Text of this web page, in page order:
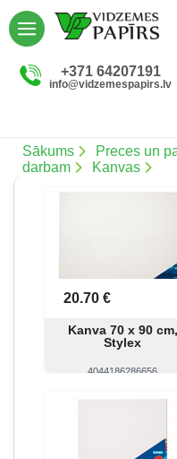
+371 64207191
info@vidzemespapirs.lv
Sākums Preces un
darbam
Kanvas
20.70 €
Kanva 70 x 90 cm,
Stylex
4044186286656
Pirkt
AIZVĒRT
Atlaides (12)